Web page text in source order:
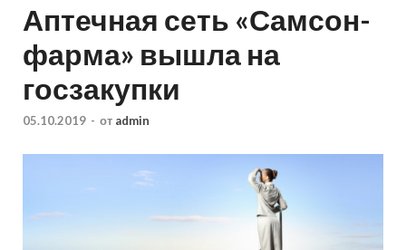
Аптечная сеть «Самсон-
фарма» вышла на
госзакупки
05.10.2019 - от admin